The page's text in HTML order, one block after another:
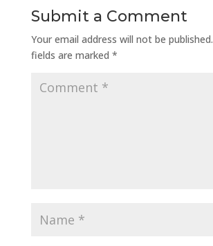
Submit a Comment
Your email address will not be published.
fields are marked *